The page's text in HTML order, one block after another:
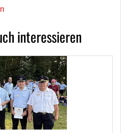
interessieren